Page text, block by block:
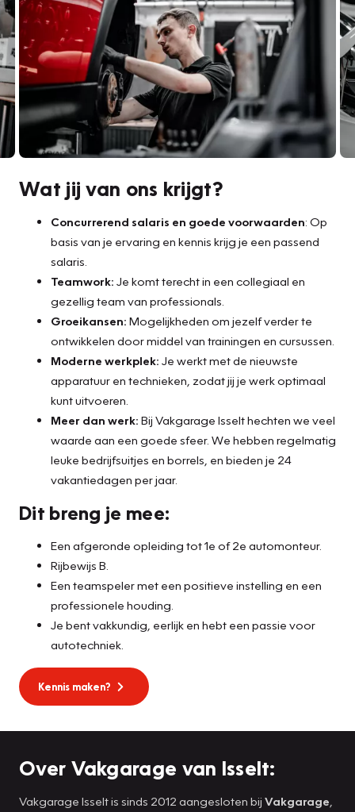
Wat jij van ons krijgt?
Concurrerend salaris en goede voorwaarden: Op
basis van je ervaring en kennis krijg je een passend
salaris.
Teamwork: Je komt terecht in een collegiaal en
gezellig team van professionals.
Groeikansen: Mogelijkheden om jezelf verder te
ontwikkelen door middel van trainingen en cursussen.
Moderne werkplek: Je werkt met de nieuwste
apparatuur en technieken, zodat jij je werk optimaal
kunt uitvoeren.
Meer dan werk: Bij Vakgarage Isselt hechten we veel
waarde aan een goede sfeer. We hebben regelmatig
leuke bedrijfsuitjes en borrels, en bieden je 24
vakantiedagen per jaar.
Dit breng je mee:
Een afgeronde opleiding tot 1e of 2e automonteur.
Rijbewijs B.
Een teamspeler met een positieve instelling en een
professionele houding.
Je bent vakkundig, eerlijk en hebt een passie voor
autotechniek.
Kennis maken?
Over Vakgarage van Isselt:
Vakgarage Isselt is sinds 2012 aangesloten bij Vakgarage